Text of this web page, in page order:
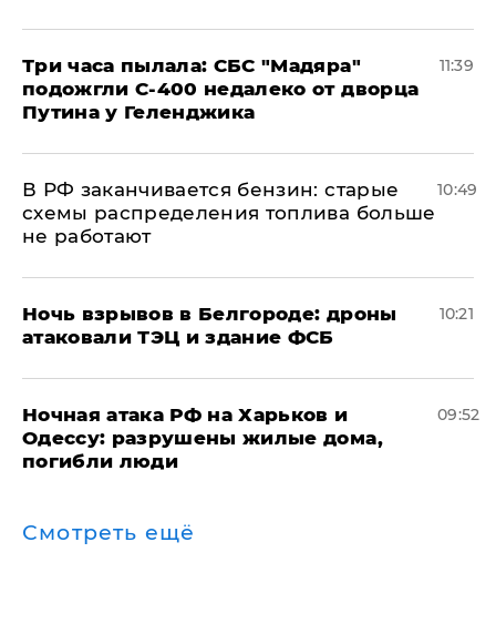
Три часа пылала: СБС "Мадяра"
подожгли С-400 недалеко от дворца
Путина у Геленджика
11:39
​В РФ заканчивается бензин: старые
схемы распределения топлива больше
не работают
10:49
​Ночь взрывов в Белгороде: дроны
атаковали ТЭЦ и здание ФСБ
10:21
​Ночная атака РФ на Харьков и
Одессу: разрушены жилые дома,
погибли люди
09:52
Смотреть ещё